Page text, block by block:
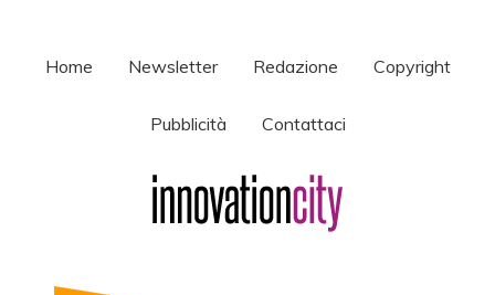
Home Newsletter Redazione Copyright
Pubblicità Contattaci